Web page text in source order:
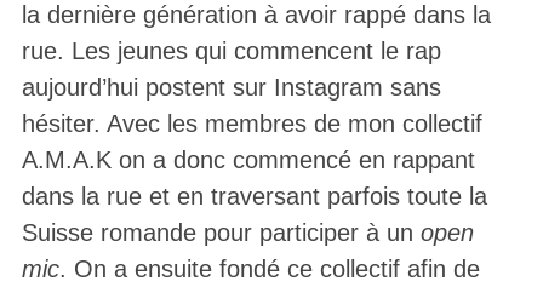
la dernière génération à avoir rappé dans la
rue. Les jeunes qui commencent le rap
aujourd’hui postent sur Instagram sans
hésiter. Avec les membres de mon collectif
A.M.A.K on a donc commencé en rappant
dans la rue et en traversant parfois toute la
Suisse romande pour participer à un open
mic. On a ensuite fondé ce collectif afin de